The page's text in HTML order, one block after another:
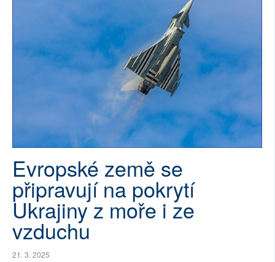
TÉMATA
NEJČTENĚJŠÍ ZA 7 DNÍ
PŘÍSPĚVKY NA PROVOZ
SOCIÁLNÍ SÍTĚ
RUBRIKY
PLNÁ VERZE STRÁNEK
Evropské země se
připravují na pokrytí
Ukrajiny z moře i ze
vzduchu
21. 3. 2025